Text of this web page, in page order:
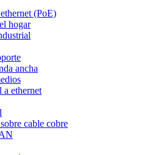
(PoE)
hogar
ancha
a ethernet
cable cobre